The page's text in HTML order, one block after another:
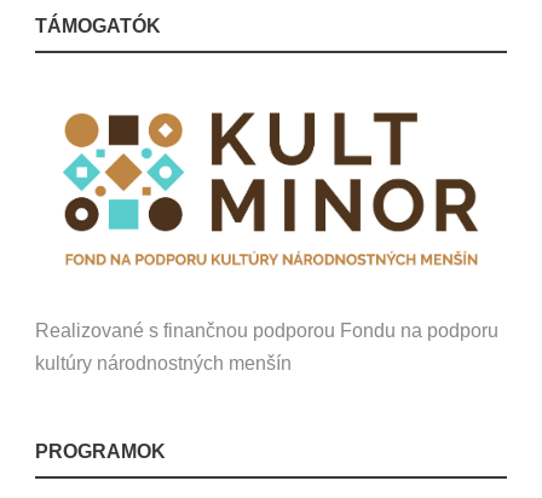
TÁMOGATÓK
Realizované s finančnou podporou Fondu na podporu
kultúry národnostných menšín
PROGRAMOK